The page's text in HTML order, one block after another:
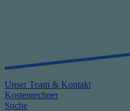
Unser Team & Kontakt
Kostenrechner
Suche